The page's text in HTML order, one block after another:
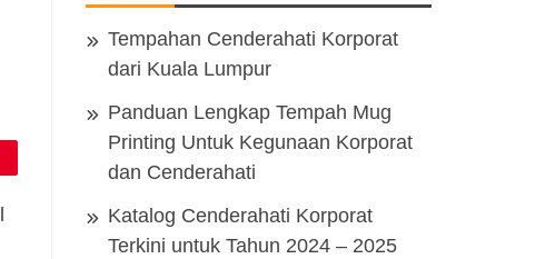
Tempahan Cenderahati Korporat
dari Kuala Lumpur
Panduan Lengkap Tempah Mug
Printing Untuk Kegunaan Korporat
dan Cenderahati
Katalog Cenderahati Korporat
Terkini untuk Tahun 2024 – 2025